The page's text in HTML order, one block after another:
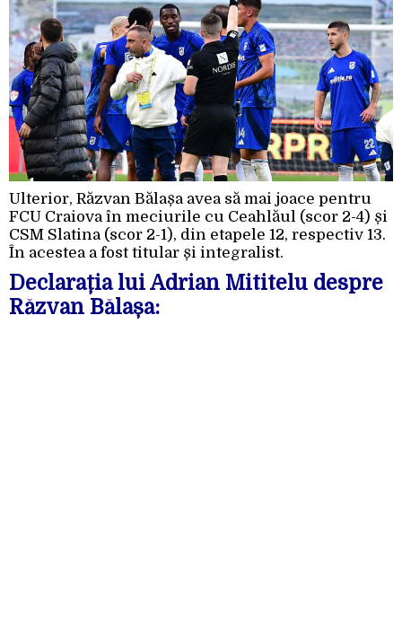
Ulterior, Răzvan Bălașa avea să mai joace pentru
FCU Craiova în meciurile cu Ceahlăul (scor 2-4) și
CSM Slatina (scor 2-1), din etapele 12, respectiv 13.
În acestea a fost titular și integralist.
Declarația lui Adrian Mititelu despre
Răzvan Bălașa: